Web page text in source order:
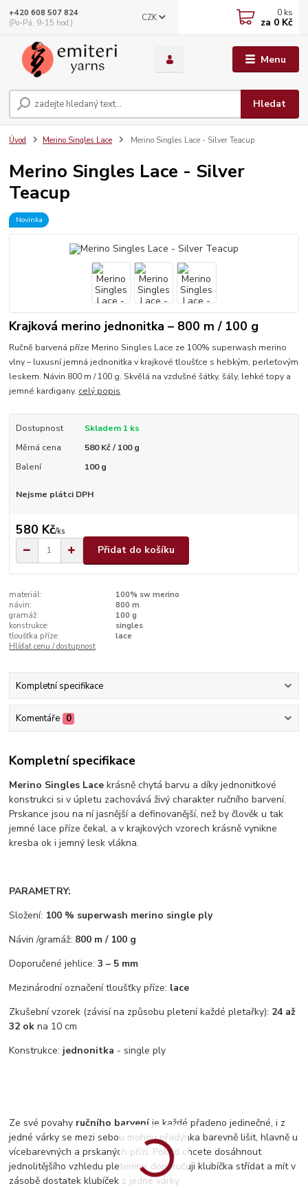
Menu
CZK
Hledat
+420 608 507 824
(Po-Pá, 9-15 hod.)
0 ks
za 0 Kč
Úvod Merino Singles Lace Merino Singles Lace - Silver Teacup
Merino Singles Lace - Silver
Teacup
Novinka
Krajková merino jednonitka – 800 m / 100 g
Ručně barvená příze Merino Singles Lace ze 100% superwash merino
vlny – luxusní jemná jednonitka v krajkové tloušťce s hebkým, perleťovým
leskem. Návin 800 m / 100 g. Skvělá na vzdušné šátky, šály, lehké topy a
jemné kardigany. celý popis
Dostupnost
Skladem 1 ks
Měrná cena
580 Kč / 100 g
Balení
100 g
Nejsme plátci DPH
580 Kč/ks
Přidat do košíku
materiál:
100% sw merino
návin:
800 m
gramáž:
100 g
konstrukce:
singles
tloušťka příze:
lace
Hlídat cenu / dostupnost
Kompletní specifikace
Komentáře 0
Kompletní specifikace
Merino Singles Lace krásně chytá barvu a díky jednonitkové
konstrukci si v úpletu zachovává živý charakter ručního barvení.
Prskance jsou na ní jasnější a definovanější, než by člověk u tak
jemné lace příze čekal, a v krajkových vzorech krásně vynikne
kresba ok i jemný lesk vlákna.
PARAMETRY:
Složení: 100 % superwash merino single ply
Návin /gramáž: 800 m / 100 g
Doporučené jehlice:3 – 5 mm
Mezinárodní označení tloušťky příze: lace
Zkušební vzorek (závisí na způsobu pletení každé pletařky): 24 až
32 ok na 10 cm
Konstrukce: jednonitka - single ply
Ze své povahy ručního barveníje každé přadeno jedinečné, i z
jedné várky se mezi sebou mohou přadýnka barevně lišit, hlavně u
vícebarevných a prskaných přízí. Pokud chcete dosáhnout
jednolitějšího vzhledu pleteniny, doporučuji klubíčka střídat a mít v
zásobě dostatek klubíček z jedné várky.